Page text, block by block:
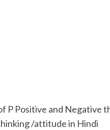
of P Positive and Negative
/attitude in Hindi